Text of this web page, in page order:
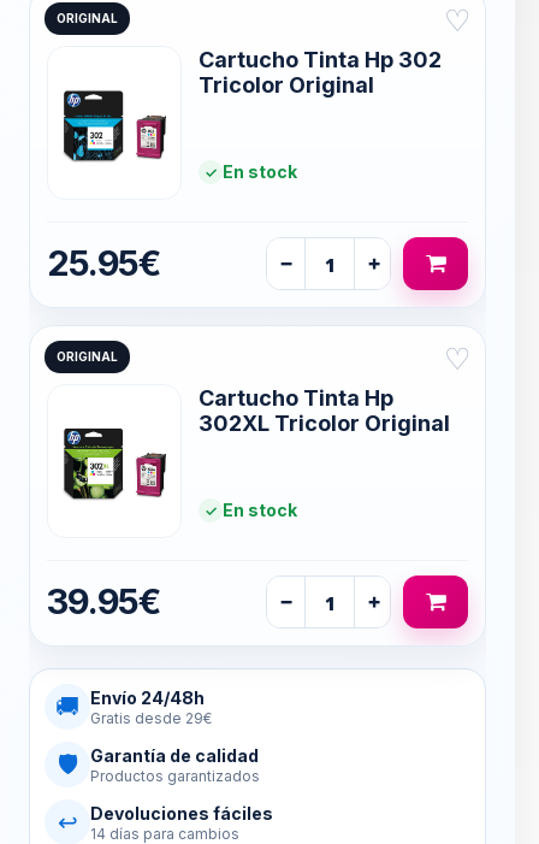
ORIGINAL ♡
Cartucho Tinta Hp 302
Tricolor Original
En stock
25.95€ − +
ORIGINAL ♡
Cartucho Tinta Hp
302XL Tricolor Original
En stock
39.95€ − +
🚚 Envío 24/48h
Gratis desde 29€
🛡 Garantía de calidad
Productos garantizados
↩ Devoluciones fáciles
14 días para cambios